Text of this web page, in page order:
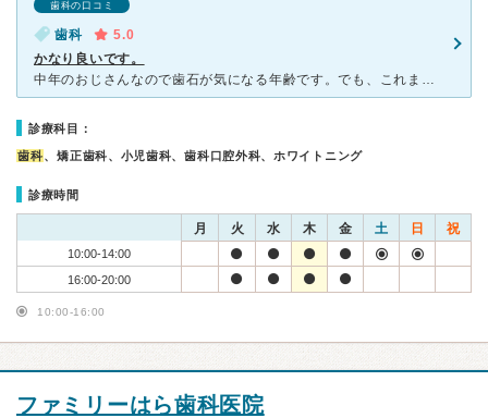
歯科の口コミ
歯科
5.0
かなり良いです。
中年のおじさんなので歯石が気になる年齢です。でも、これまで歯石取りに行くと、決まって針金を歯肉に突っ込まれて何ミリと評価されていました。あれは痛い上に何も良いことが感じられないので、ただただ辛かったの
診療科目：
歯科、矯正歯科、小児歯科、歯科口腔外科、ホワイトニング
診療時間
月 火 水 木 金 土 日 祝
10:00-14:00
16:00-20:00
10:00-16:00
ファミリーはら歯科医院